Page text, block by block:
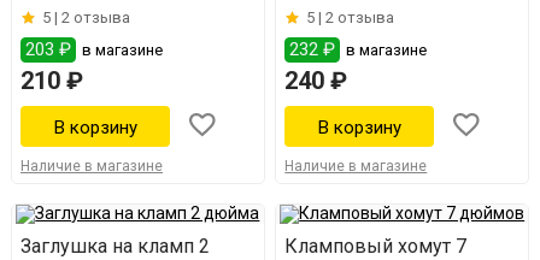
5 | 2 отзыва
203 ₽ в магазине
210 ₽
Наличие в магазине
5 |2 отзыва
232 ₽ в магазине
240 ₽
Наличие в магазине
Заглушка на кламп 2
Кламповый хомут 7